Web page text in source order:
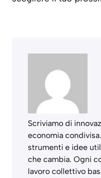
Scriviamo di
economia
strumenti e idee
che cambia. Ogni
lavoro collettivo